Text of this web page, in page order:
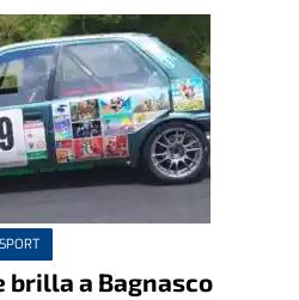
SPORT
a Bagnasco